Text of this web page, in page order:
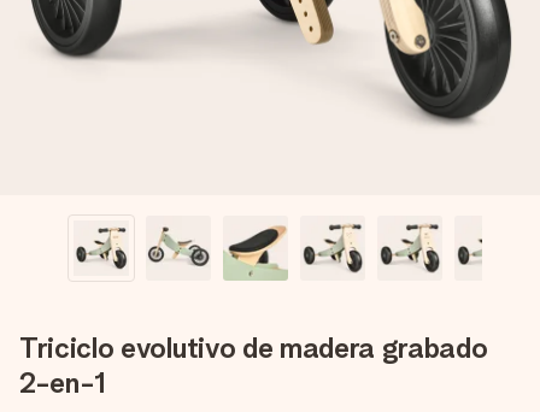
un mensaje que llegue al corazón. Sin complicaciones, solo
todo el amor para el momento.
Triciclo evolutivo de madera grabado
2-en-1